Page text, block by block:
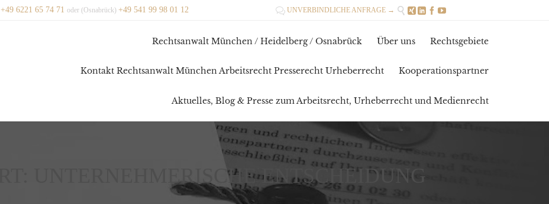
+49 6221 65 74 71 oder (Osnabrück) +49 541 99 98 01 12  UNVERBINDLICHE ANFRAGE →     
Rechtsanwalt München / Heidelberg / Osnabrück Über uns Rechtsgebiete
Kontakt Rechtsanwalt München Arbeitsrecht Presserecht Urheberrecht Kooperationspartner
Aktuelles, Blog & Presse zum Arbeitsrecht, Urheberrecht und Medienrecht
UNTERNEHMERISCHE ENTSCHEIDUNG